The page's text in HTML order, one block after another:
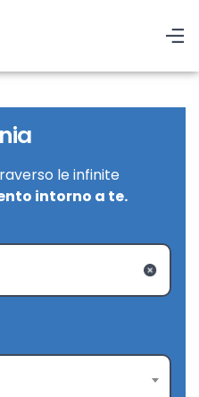
le infinite
intorno a te.